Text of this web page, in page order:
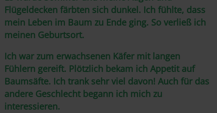
Flügeldecken färbten sich dunkel. Ich fühlte, dass
mein Leben im Baum zu Ende ging. So verließ ich
meinen Geburtsort.
Ich war zum erwachsenen Käfer mit langen
Fühlern gereift. Plötzlich bekam ich Appetit auf
Baumsäfte. Ich trank sehr viel davon! Auch für das
andere Geschlecht begann ich mich zu
interessieren.